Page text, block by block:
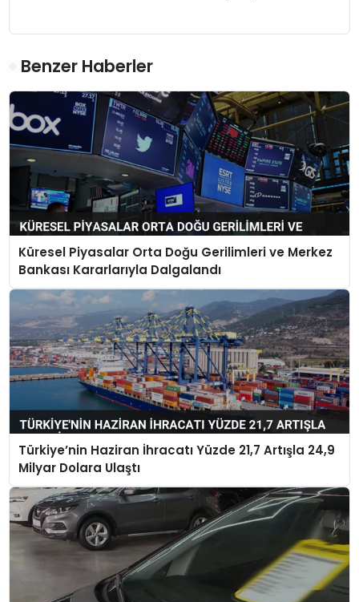
Benzer Haberler
Küresel Piyasalar Orta Doğu Gerilimleri ve Merkez
Bankası Kararlarıyla Dalgalandı
Türkiye’nin Haziran İhracatı Yüzde 21,7 Artışla 24,9
Milyar Dolara Ulaştı